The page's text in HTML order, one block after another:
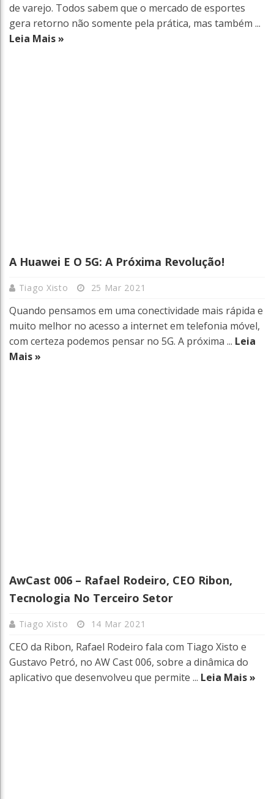
de varejo. Todos sabem que o mercado de esportes
gera retorno não somente pela prática, mas também ...
Leia Mais »
A Huawei E O 5G: A Próxima Revolução!
Tiago Xisto 25 Mar 2021
Quando pensamos em uma conectividade mais rápida e
muito melhor no acesso a internet em telefonia móvel,
com certeza podemos pensar no 5G. A próxima ... Leia
Mais »
AwCast 006 – Rafael Rodeiro, CEO Ribon,
Tecnologia No Terceiro Setor
Tiago Xisto 14 Mar 2021
CEO da Ribon, Rafael Rodeiro fala com Tiago Xisto e
Gustavo Petró, no AW Cast 006, sobre a dinâmica do
aplicativo que desenvolveu que permite ... Leia Mais »